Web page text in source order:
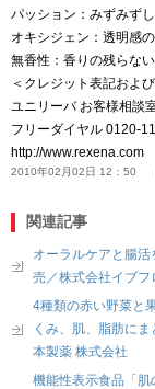
パッション：みずみず
オキシジェン：透明感
無香性：香りの残らな
＜クレジット表記およ
ユニリーバ お客様相談
フリーダイヤル 0120-
http://www.rexena.com
2010年02月02日 12：50
関連記事
オーラルケアと腸
売／株式会社イブフ
4種類の赤い野菜と
くみ、肌、脂肪に
本製薬 株式会社
機能性表示食品「